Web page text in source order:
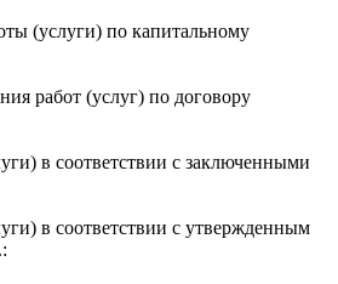
(услуги) по капитальному
работ (услуг) по договору
в соответствии с заключенными
в соответствии с утвержденным